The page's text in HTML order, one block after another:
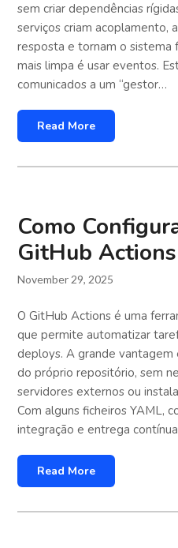
sem criar dependências
serviços criam acoplamento,
resposta e tornam o sistema
mais limpa é usar eventos.
comunicados a um “gestor…
Read More
Como
GitHub Actions
November 29, 2025
O GitHub Actions é uma
que permite automatizar
deploys. A grande
do próprio repositório, sem
servidores externos ou
Com alguns ficheiros YAML,
integração e entrega
Read More